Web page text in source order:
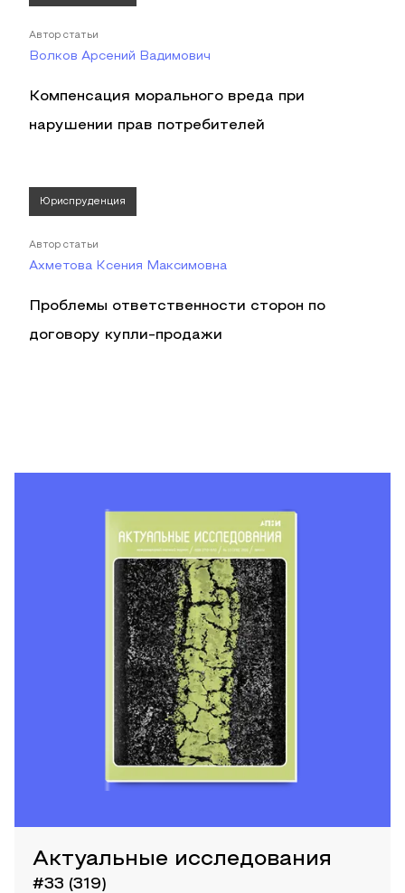
Автор статьи
Волков Арсений Вадимович
Компенсация морального вреда при
нарушении прав потребителей
Юриспруденция
Автор статьи
Ахметова Ксения Максимовна
Проблемы ответственности сторон по
договору купли-продажи
Актуальные исследования
#33 (319)